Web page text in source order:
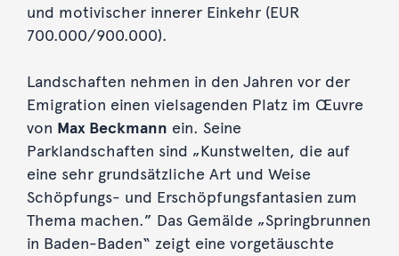
und motivischer innerer Einkehr (EUR
700.000/900.000).
Landschaften nehmen in den Jahren vor der
Emigration einen vielsagenden Platz im Œuvre
von Max Beckmann ein. Seine
Parklandschaften sind „Kunstwelten, die auf
eine sehr grundsätzliche Art und Weise
Schöpfungs- und Erschöpfungsfantasien zum
Thema machen.” Das Gemälde „Springbrunnen
in Baden-Baden“ zeigt eine vorgetäuschte